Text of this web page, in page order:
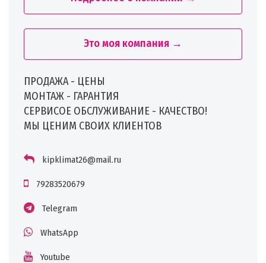
Это моя компания →
ПРОДАЖА - ЦЕНЫ
МОНТАЖ - ГАРАНТИЯ
СЕРВИСОЕ ОБСЛУЖИВАНИЕ - КАЧЕСТВО!
МЫ ЦЕНИМ СВОИХ КЛИЕНТОВ
kipklimat26@mail.ru
79283520679
Telegram
WhatsApp
Youtube